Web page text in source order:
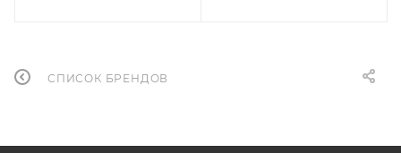
СПИСОК БРЕНДОВ